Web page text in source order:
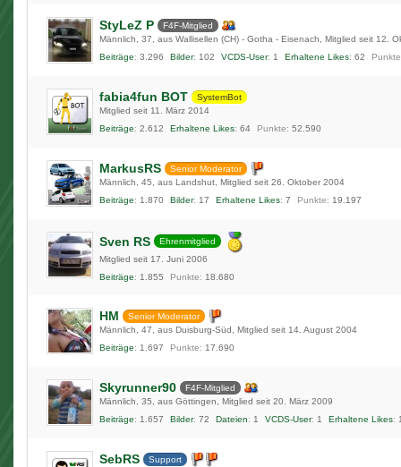
StyLeZ P
F4F-Mitglied
Männlich
37 aus Wallisellen (CH) - Gotha - Eisenach
Mitglied seit 12.
Beiträge
3.296 Bilder 102 VCDS-User 1 Erhaltene Likes 62 Punkte
fabia4fun BOT
SystemBot
Mitglied seit 11. März 2014
Beiträge
2.612 Erhaltene Likes 64 Punkte 52.590
MarkusRS
Senior Moderator
Männlich
45 aus Landshut Mitglied seit 26. Oktober 2004
Beiträge
1.870 Bilder 17 Erhaltene Likes 7 Punkte 19.197
Sven RS
Ehrenmitglied
Mitglied seit 17. Juni 2006
Beiträge
1.855 Punkte 18.680
HM
Senior Moderator
Männlich
47 aus Duisburg-Süd
Mitglied seit 14. August 2004
Beiträge
1.697 Punkte 17.690
Skyrunner90
F4F-Mitglied
Männlich
35 aus Göttingen
Mitglied seit 20. März 2009
Beiträge
1.657 Bilder 72 Dateien 1 VCDS-User 1 Erhaltene Likes
SebRS
Support